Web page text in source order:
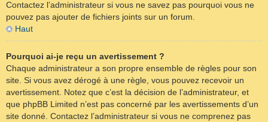
Contactez l’administrateur si vous ne savez pas pourquoi vous ne
pouvez pas ajouter de fichiers joints sur un forum.
Haut
Pourquoi ai-je reçu un avertissement ?
Chaque administrateur a son propre ensemble de règles pour son
site. Si vous avez dérogé à une règle, vous pouvez recevoir un
avertissement. Notez que c’est la décision de l’administrateur, et
que phpBB Limited n’est pas concerné par les avertissements d’un
site donné. Contactez l’administrateur si vous ne comprenez pas